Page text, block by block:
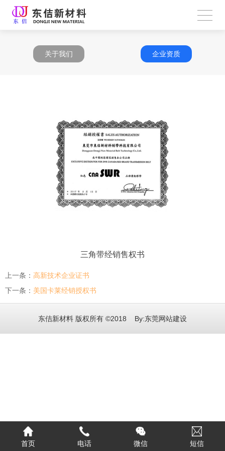
关于我们 企业资质
三角带经销售权书
上一条： 高新技术企业证书
下一条： 美国卡莱经销授权书
东佶新材料 版权所有 ©2018 By:东莞网站建设
首页 电话 微信 短信